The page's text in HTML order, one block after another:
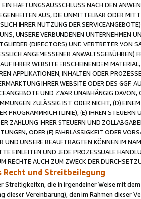
HAFTUNGSAUSSCHLUSS NACH DEN
AUS, DIE UNMITTELBAR ODER
IHRER NUTZUNG DER
UNSERE VERBUNDENEN UNTERNEHMEN
(DIRECTORS) UND VERTRETER VON
ANGEMESSENER
IHRER WEBSITE ERSCHEINENDEM
APPLIKATIONEN, INHALTEN ODER
IHRER WEBSITE ODER DES GGF.
UND ZWAR UNABHÄNGIG
ZULÄSSIG IST ODER NICHT, (D)
PROGRAMMRICHTLINIE), (E) IHREN
ZAHLUNG IHRER STEUERN UND
ODER (F) FAHRLÄSSIGKEIT ODER
UND UNSERE BEAUFTRAGTEN KÖNNEN IM
EINLEITEN UND JEDE PROZESSUALE
RECHTE AUCH ZUM ZWECK DER
Recht und Streitbeilegung
Streitigkeiten, die in irgendeiner Weise mit
dieser Vereinbarung), den im Rahmen dieser